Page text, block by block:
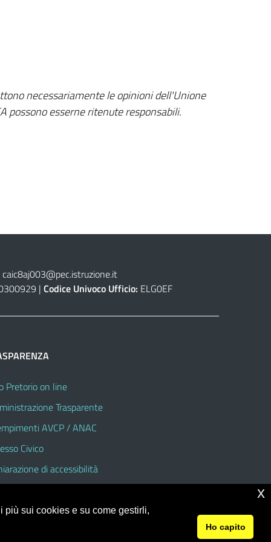
necessariamente le opinioni dell'Unione
possono esserne ritenute responsabili.
caic8aj003@pec.istruzione.it
| Codice Univoco Ufficio: ELG0EF
Pretorio on line
Trasparente
AVCP / ANAC
Civico
di accessibilità
© 2026 Istituto Comprensivo Assemini 2
più sui cookies e su come gestirli,
Ho capito
x